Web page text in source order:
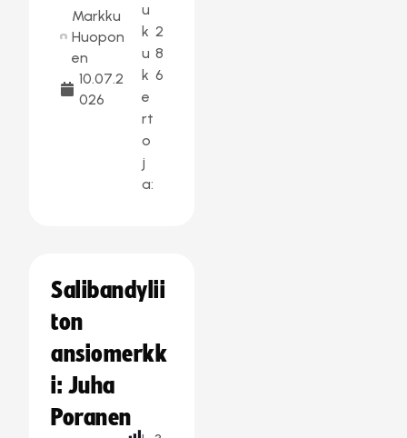
Markku
Huopon
en
10.07.2
026
u
k
u
k
e
rt
o
j
a:
2
8
6
Salibandylii
ton
ansiomerkk
i: Juha
Poranen